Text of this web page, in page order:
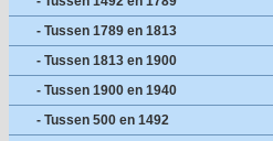
- Tussen 1789 en 1813
- Tussen 1813 en 1900
- Tussen 1900 en 1940
- Tussen 500 en 1492